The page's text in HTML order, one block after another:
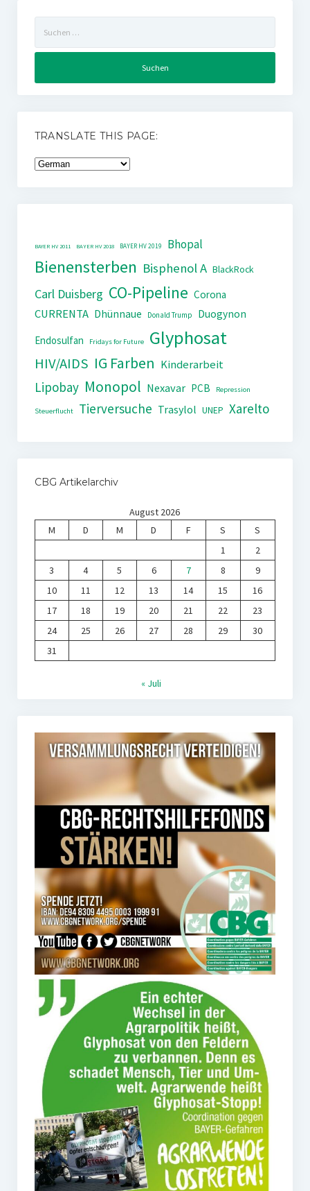
nach:
TRANSLATE THIS PAGE:
BAYER HV 2011 BAYER HV 2018 BAYER HV 2019 Bhopal
Bienensterben Bisphenol A BlackRock
Carl Duisberg CO-Pipeline Corona
CURRENTA Dhünnaue Donald Trump
Duogynon
Endosulfan
Fridays for Future Glyphosat
HIV/AIDS IG Farben Kinderarbeit
Lipobay Monopol Nexavar PCB Repression
Steuerflucht Tierversuche Trasylol UNEP Xarelto
CBG Artikelarchiv
August 2026
M
D M D F S
S
1
2
3
4 5 6 7 8
9
10
11 12 13 14 15
16
17
18 19 20 21 22
23
24
25 26 27 28 29
30
31
« Juli